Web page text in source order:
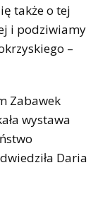
także o tej
i podziwiamy
–
Zabawek
wystawa
Daria